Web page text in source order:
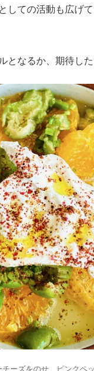
しての活動も広げ
となるか、期待した
チーズをのせ、ピンクペ